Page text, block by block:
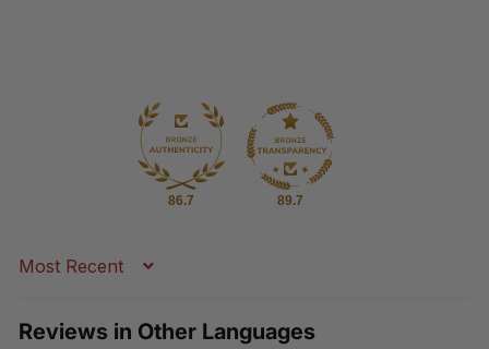
86.7 89.7
Sort by
Reviews in Other Languages